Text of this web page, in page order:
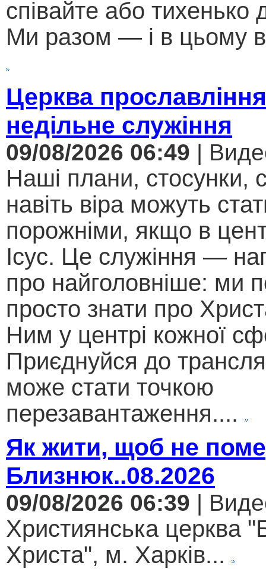
співайте або тихенько
Ми разом — і в цьому
Церква
недільне служіння
09/08/2026 06:49 |
Наші плани, стосунки,
навіть віра можуть
порожніми, якщо в
Ісус. Це служіння —
про найголовніше: ми
просто знати про
Ним у центрі кожної
Приєднуйся до
може стати точкою
перезавантаження....
Як жити, щоб не
Близнюк..08.2026
09/08/2026 06:39 |
Християнська церква
Христа", м. Харків...